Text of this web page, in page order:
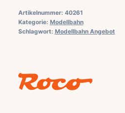
Artikelnummer: 40261
Kategorie: Modellbahn
Schlagwort: Modellbahn Angebot